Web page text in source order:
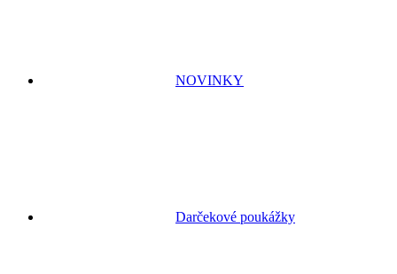
NOVINKY
Darčekové poukážky